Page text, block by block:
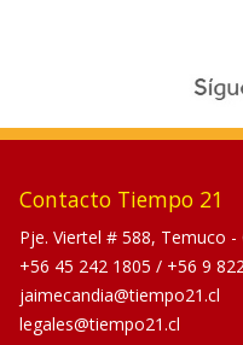
Contacto Tiempo 21
Pje. Viertel # 588, Temuco -
+56 45 242 1805 / +56 9
jaimecandia@tiempo21.cl
legales@tiempo21.cl